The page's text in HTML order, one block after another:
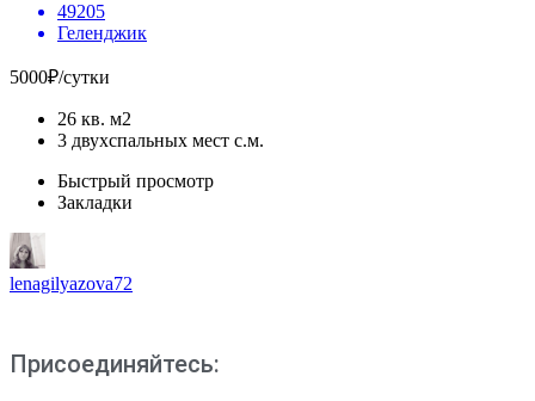
49205
Геленджик
5000₽/сутки
26 кв. м2
3 двухспальных мест с.м.
Быстрый просмотр
Закладки
lenagilyazova72
Присоединяйтесь: